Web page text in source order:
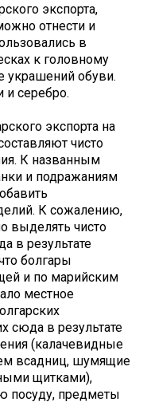
экспорта,
отнести и
в
к головному
украшений обуви.
и серебро.
экспорта на
чисто
К названным
и подражаниям
К сожалению,
выделять чисто
в результате
болгары
и по марийским
местное
сюда в результате
(калачевидные
всадниц, шумящие
щитками),
посуду, предметы